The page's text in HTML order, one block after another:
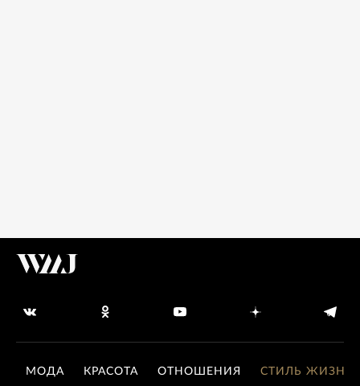
МОДА КРАСОТА ОТНОШЕНИЯ СТИЛЬ ЖИЗНИ